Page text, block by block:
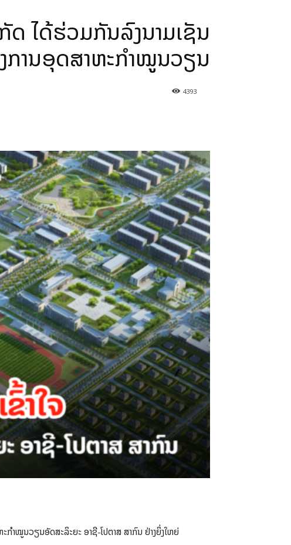
ດ ໄດ້ຮ່ວມກັນລົງນາມເຊັນ
ການອຸດສາຫະກໍາໝູນວຽນ
4393
ກໍາໝູນວຽນອັດສະລິະຍະ ອາຊີ-ໂປຕາສ ສາກົນ ຢ່າງຍິ່ງໃຫຍ່